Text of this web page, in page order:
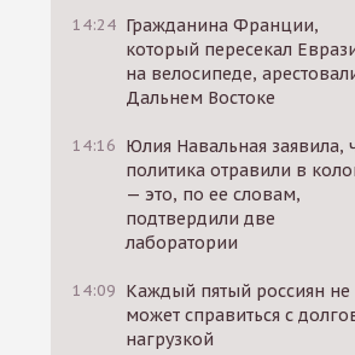
14:24 Гражданина Франции,
который пересекал
на велосипеде,
Дальнем Востоке
14:16 Юлия Навальная заявила,
политика отравили в
— это, по ее словам,
подтвердили две
лаборатории
14:09 Каждый пятый россиян не
может справиться с
нагрузкой